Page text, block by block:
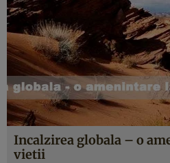
Incalzirea globala – o
vietii